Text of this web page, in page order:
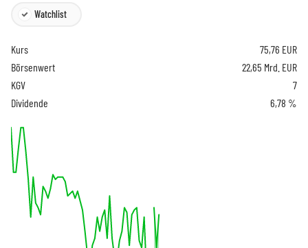
Watchlist
Kurs 75,76 EUR
Börsenwert
22,65 Mrd. EUR
KGV
7
Dividende
6,78 %